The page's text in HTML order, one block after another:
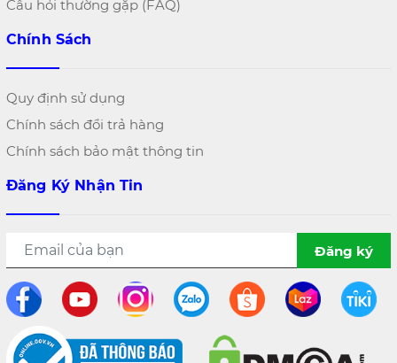
Câu hỏi thường gặp (FAQ)
Chính Sách
Quy định sử dụng
Chính sách đổi trả hàng
Chính sách bảo mật thông tin
Đăng Ký Nhận Tin
Đăng ký